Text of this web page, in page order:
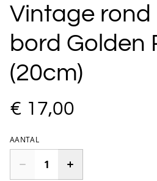
Vintage rond
bord Golden
(20cm)
€ 17,00
AANTAL